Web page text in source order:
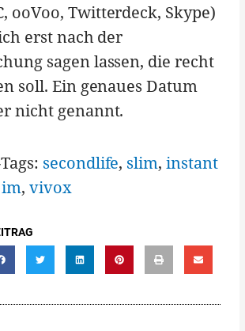
ooVoo, Twitterdeck, Skype)
erst nach der
sagen lassen, die recht
soll. Ein genaues Datum
nicht genannt.
secondlife, slim, instant
im,vivox